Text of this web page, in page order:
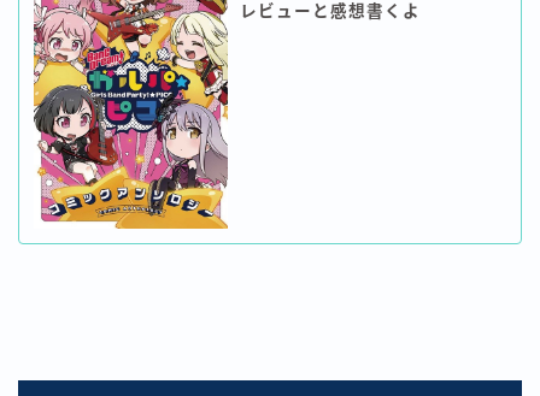
レビューと感想書くよ